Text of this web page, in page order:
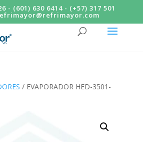
- (601) 630 6414 - (+57) 317 501
/ EVAPORADOR HED-3501-